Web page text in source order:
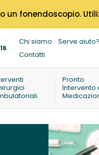
fonendoscopio.
Chi siamo
Serve aiuto?
Contatti
Pronto
Intervento